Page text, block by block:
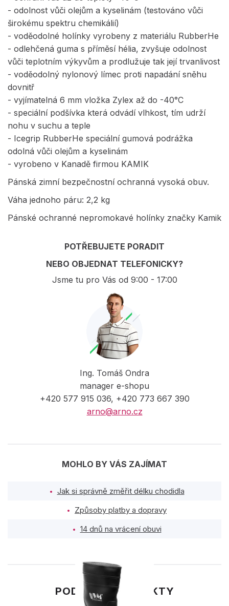
- odolnost vůči olejům a kyselinám (testováno vůči
širokému spektru chemikálií)
- voděodolné holínky vyrobeny z materiálu RubberHe
- odlehčená guma s příměsí hélia, zvyšuje odolnost
vůči teplotním výkyvům a prodlužuje tak její trvanlivost
- voděodolný nylonový límec proti napadání sněhu
dovnitř
- vyjímatelná 6 mm vložka Zylex až do -40°C
- speciální podšívka která odvádí vlhkost, tím udrží
nohu v suchu a teple
- Icegrip RubberHe speciální gumová podrážka
odolná vůči olejům a kyselinám
- vyrobeno v Kanadě firmou KAMIK
Pánská zimní bezpečnostní ochranná vysoká obuv.
Váha jednoho páru: 2,2 kg
Pánské ochranné nepromokavé holínky značky Kamik
POTŘEBUJETE PORADIT
NEBO OBJEDNAT TELEFONICKY?
Jsme tu pro Vás od 9:00 - 17:00
Ing. Tomáš Ondra
manager e-shopu
+420 577 915 036, +420 773 667 390
arno@arno.cz
MOHLO BY VÁS ZAJÍMAT
Jak si správně změřit délku chodidla
Způsoby platby a dopravy
14 dnů na vrácení obuvi
PODOBNÉ PRODUKTY